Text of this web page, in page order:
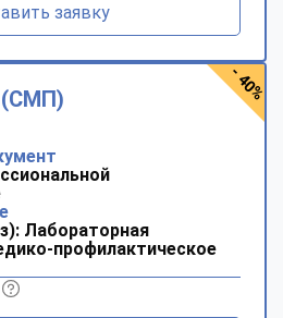
заявку
(СМП)
Лабораторная
профилактическое
- 40%